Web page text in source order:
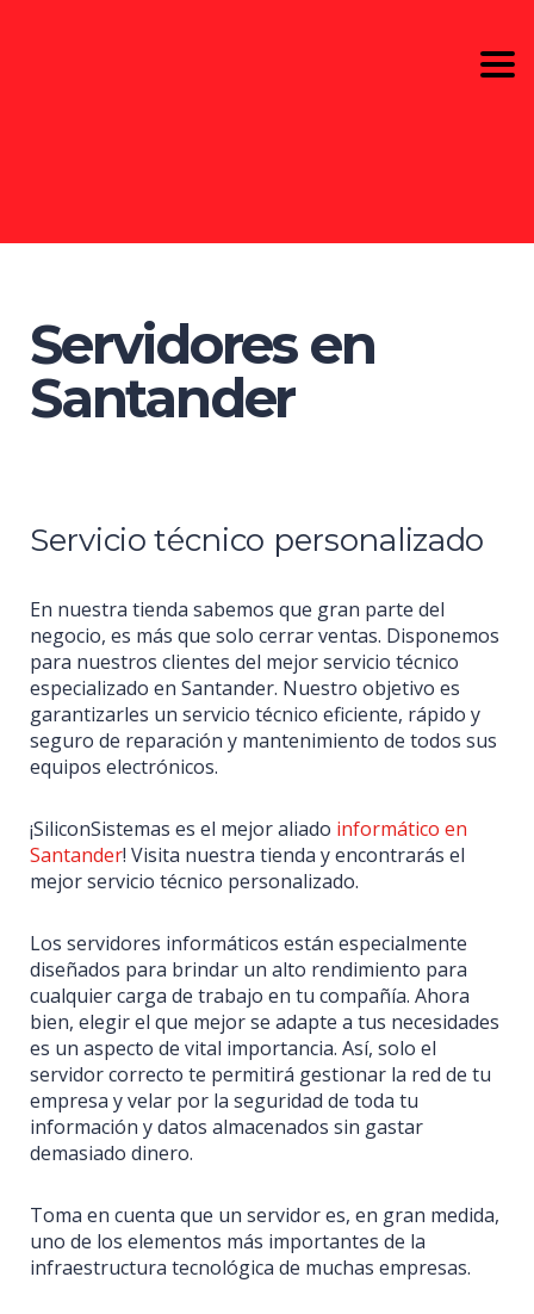
Servidores en
Santander
Servicio técnico personalizado
En nuestra tienda sabemos que gran parte del
negocio, es más que solo cerrar ventas. Disponemos
para nuestros clientes del mejor servicio técnico
especializado en Santander. Nuestro objetivo es
garantizarles un servicio técnico eficiente, rápido y
seguro de reparación y mantenimiento de todos sus
equipos electrónicos.
¡SiliconSistemas es el mejor aliado informático en
Santander! Visita nuestra tienda y encontrarás el
mejor servicio técnico personalizado.
Los servidores informáticos están especialmente
diseñados para brindar un alto rendimiento para
cualquier carga de trabajo en tu compañía. Ahora
bien, elegir el que mejor se adapte a tus necesidades
es un aspecto de vital importancia. Así, solo el
servidor correcto te permitirá gestionar la red de tu
empresa y velar por la seguridad de toda tu
información y datos almacenados sin gastar
demasiado dinero.
Toma en cuenta que un servidor es, en gran medida,
uno de los elementos más importantes de la
infraestructura tecnológica de muchas empresas.